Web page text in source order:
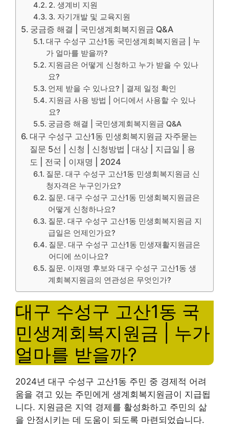
2. 생계비 지원
3. 자기개발 및 교육지원
궁금증 해결 | 국민생계회복지원금 Q&A
대구 수성구 고산1동 국민생계회복지원금 | 누
가 얼마를 받을까?
지원금은 어떻게 신청하고 누가 받을 수 있나
요?
언제 받을 수 있나요? | 결제 일정 확인
지원금 사용 방법 | 어디에서 사용할 수 있나
요?
궁금증 해결 | 국민생계회복지원금 Q&A
대구 수성구 고산1동 민생회복지원금 자주묻는
질문 5선 | 신청 | 신청방법 | 대상 | 지급일 | 용
도 | 전국 | 이재명 | 2024
질문. 대구 수성구 고산1동 민생회복지원금 신
청자격은 누구인가요?
질문. 대구 수성구 고산1동 민생회복지원금은
어떻게 신청하나요?
질문. 대구 수성구 고산1동 민생회복지원금 지
급일은 언제인가요?
질문. 대구 수성구 고산1동 민생재활지원금은
어디에 쓰이나요?
질문. 이재명 후보와 대구 수성구 고산1동 생
계회복지원금의 연관성은 무엇인가?
대구 수성구 고산1동 국
민생계회복지원금 | 누가
얼마를 받을까?
2024년 대구 수성구 고산1동 주민 중 경제적 어려
움을 겪고 있는 주민에게 생계회복지원금이 지급됩
니다. 지원금은 지역 경제를 활성화하고 주민의 삶
을 안정시키는 데 도움이 되도록 마련되었습니다.